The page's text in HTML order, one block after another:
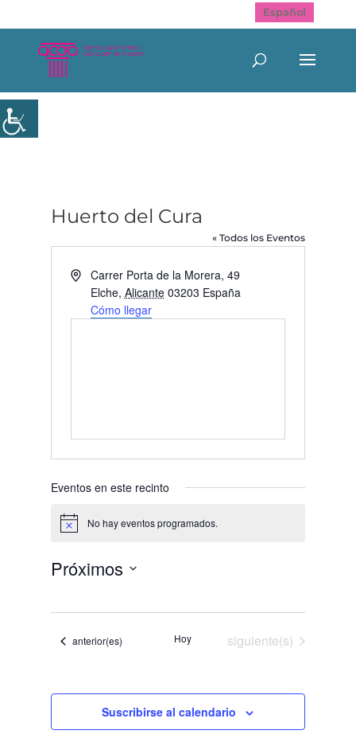
Español
Huerto del Cura
« Todos los Eventos
Dirección
Carrer Porta de la Morera, 49
Elche, Alicante 03203 España
Cómo llegar
Eventos en este recinto
Aviso No hay eventos programados.
Próximos
Eventos
anterior(es) Hoy Eventos
siguiente(s)
Suscribirse al calendario